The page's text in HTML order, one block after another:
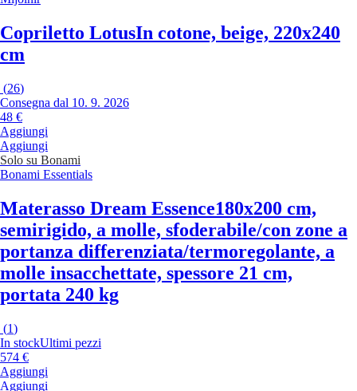
Copriletto LotusIn cotone, beige, 220x240
cm
(26)
Consegna dal 10. 9. 2026
48 €
Aggiungi
Aggiungi
Solo su Bonami
Bonami Essentials
Materasso Dream Essence180x200 cm,
semirigido, a molle, sfoderabile/con zone a
portanza differenziata/termoregolante, a
molle insacchettate, spessore 21 cm,
portata 240 kg
(1)
In stockUltimi pezzi
574 €
Aggiungi
Aggiungi